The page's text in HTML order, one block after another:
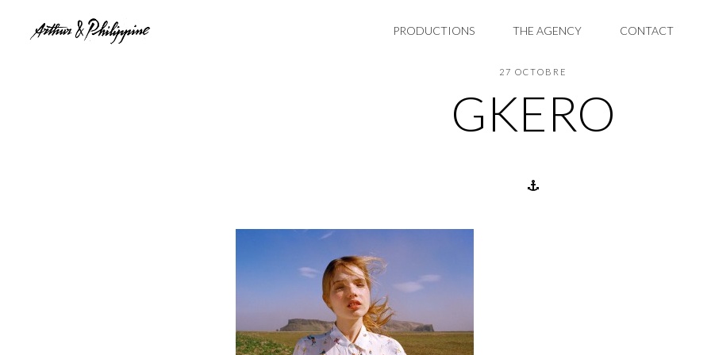
PRODUCTIONS THE AGENCY CONTACT
27 OCTOBRE
GKERO